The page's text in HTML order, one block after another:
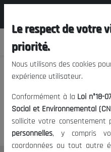
We
access
Le respect de votre
priorité.
Nous utilisons des cookies
expérience utilisateur.
Conformément à la Loi n°18-07
Social et Environnemental
sollicite votre consentement
personnelles, y compris
coordonnées ou tout autre